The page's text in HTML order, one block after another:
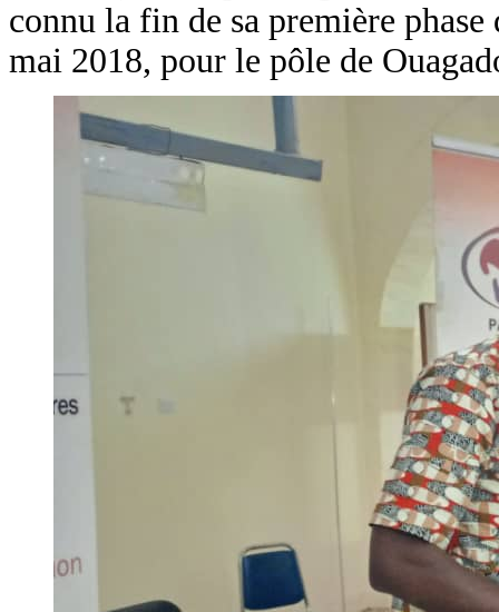
connu la fin de sa première
mai 2018, pour le pôle de